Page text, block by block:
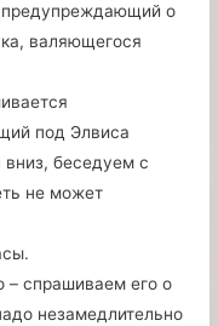
предупреждающий о
валяющегося
под Элвиса
беседуем с
не может
– спрашиваем его о
незамедлительно